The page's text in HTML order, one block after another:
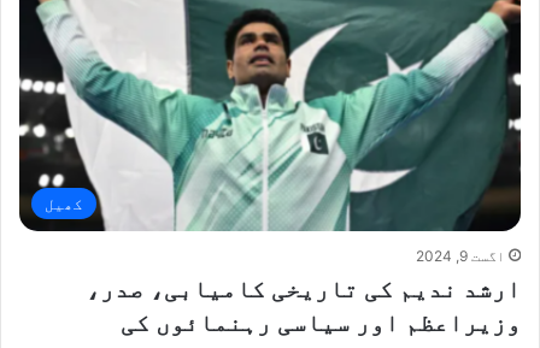
کھیل
اگست 9, 2024
ارشد ندیم کی تاریخی کامیابی، صدر،
وزیراعظم اور سیاسی رہنمائوں کی